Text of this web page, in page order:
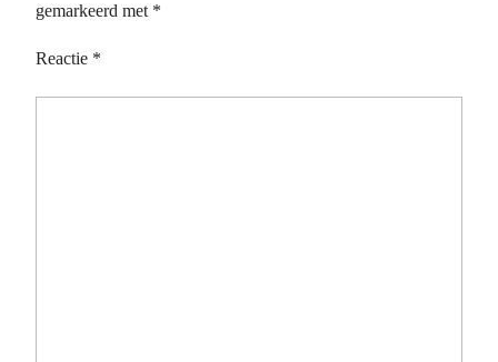
gemarkeerd met *
Reactie *